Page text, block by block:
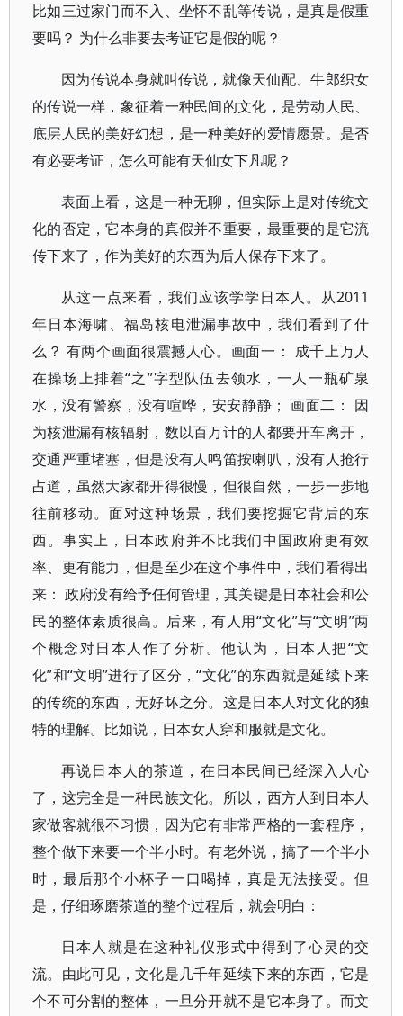
比如三过家门而不入、坐怀不乱等传说，是真是假重
要吗？ 为什么非要去考证它是假的呢？
因为传说本身就叫传说，就像天仙配、牛郎织女
的传说一样，象征着一种民间的文化，是劳动人民、
底层人民的美好幻想，是一种美好的爱情愿景。是否
有必要考证，怎么可能有天仙女下凡呢？
表面上看，这是一种无聊，但实际上是对传统文
化的否定，它本身的真假并不重要，最重要的是它流
传下来了，作为美好的东西为后人保存下来了。
从这一点来看，我们应该学学日本人。从2011
年日本海啸、福岛核电泄漏事故中，我们看到了什
么？ 有两个画面很震撼人心。画面一： 成千上万人
在操场上排着“之”字型队伍去领水，一人一瓶矿泉
水，没有警察，没有喧哗，安安静静； 画面二： 因
为核泄漏有核辐射，数以百万计的人都要开车离开，
交通严重堵塞，但是没有人鸣笛按喇叭，没有人抢行
占道，虽然大家都开得很慢，但很自然，一步一步地
往前移动。面对这种场景，我们要挖掘它背后的东
西。事实上，日本政府并不比我们中国政府更有效
率、更有能力，但是至少在这个事件中，我们看得出
来： 政府没有给予任何管理，其关键是日本社会和公
民的整体素质很高。后来，有人用“文化”与“文明”两
个概念对日本人作了分析。他认为，日本人把“文
化”和“文明”进行了区分，“文化”的东西就是延续下来
的传统的东西，无好坏之分。这是日本人对文化的独
特的理解。比如说，日本女人穿和服就是文化。
再说日本人的茶道，在日本民间已经深入人心
了，这完全是一种民族文化。所以，西方人到日本人
家做客就很不习惯，因为它有非常严格的一套程序，
整个做下来要一个半小时。有老外说，搞了一个半小
时，最后那个小杯子一口喝掉，真是无法接受。但
是，仔细琢磨茶道的整个过程后，就会明白：
日本人就是在这种礼仪形式中得到了心灵的交
流。由此可见，文化是几千年延续下来的东西，它是
个不可分割的整体，一旦分开就不是它本身了。而文